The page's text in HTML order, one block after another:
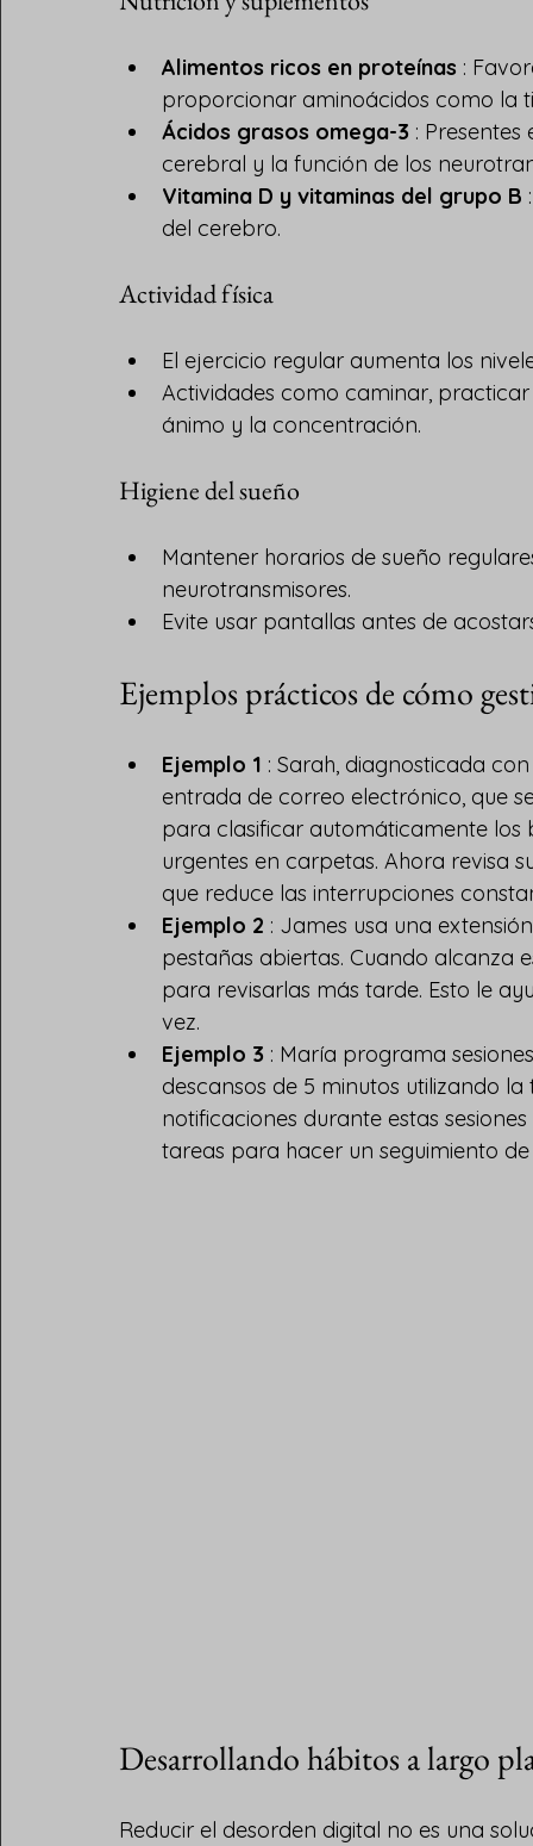
Alimentos ricos en proteínas :
proporcionar aminoácidos como la
Ácidos grasos omega-3 :
cerebral y la función de los
Vitamina D y vitaminas del grupo B
del cerebro.
Actividad física
El ejercicio regular aumenta los
Actividades como caminar,
ánimo y la concentración.
Higiene del sueño
Mantener horarios de sueño
neurotransmisores.
Evite usar pantallas antes de
Ejemplos prácticos de cómo
Ejemplo 1 : Sarah, diagnosticada
entrada de correo electrónico, que
para clasificar automáticamente
urgentes en carpetas. Ahora revisa
que reduce las interrupciones
Ejemplo 2 : James usa una
pestañas abiertas. Cuando alcanza
para revisarlas más tarde. Esto le
vez.
Ejemplo 3 : María programa
descansos de 5 minutos utilizando
notificaciones durante estas
tareas para hacer un seguimiento de
Desarrollando hábitos a largo
Reducir el desorden digital no es una